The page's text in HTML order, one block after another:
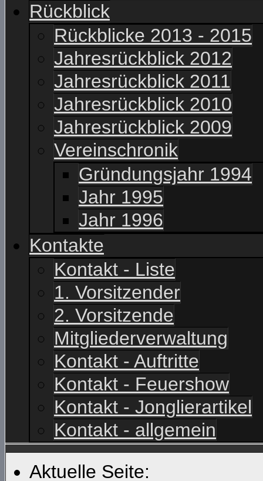
Rückblick
Rückblicke 2013 - 2015
Jahresrückblick 2012
Jahresrückblick 2011
Jahresrückblick 2010
Jahresrückblick 2009
Vereinschronik
Gründungsjahr 1994
Jahr 1995
Jahr 1996
Kontakte
Kontakt - Liste
1. Vorsitzender
2. Vorsitzende
Mitgliederverwaltung
Kontakt - Auftritte
Kontakt - Feuershow
Kontakt - Jonglierartikel
Kontakt - allgemein
Aktuelle Seite: